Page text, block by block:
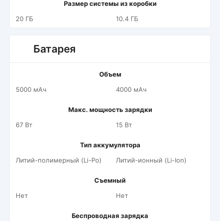
Размер системы из коробки
20 ГБ
10.4 ГБ
Батарея
Объем
5000 мАч
4000 мАч
Макс. мощность зарядки
67 Вт
15 Вт
Тип аккумулятора
Литий-полимерный (Li-Po)
Литий-ионный (Li-Ion)
Съемный
Нет
Нет
Беспроводная зарядка